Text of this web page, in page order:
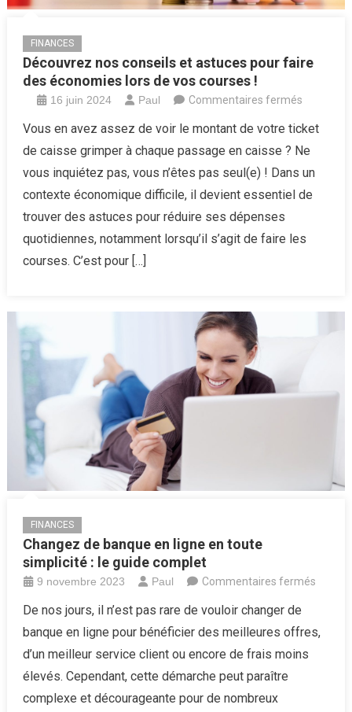
FINANCES
Découvrez nos conseils et astuces pour faire
des économies lors de vos courses !
16 juin 2024 Paul Commentaires ferméssur
conseils
et
astuces
faire
Vous en avez assez de voir le montant de votre ticket
de caisse grimper à chaque passage en caisse ? Ne
vous inquiétez pas, vous n’êtes pas seul(e) ! Dans un
contexte économique difficile, il devient essentiel de
trouver des astuces pour réduire ses dépenses
quotidiennes, notamment lorsqu’il s’agit de faire les
courses. C’est pour […]
FINANCES
Changez de banque en ligne en toute
simplicité : le guide complet
9 novembre 2023 Paul Commentaires ferméssur
banque
De nos jours, il n’est pas rare de vouloir changer de
banque en ligne pour bénéficier des meilleures offres,
d’un meilleur service client ou encore de frais moins
élevés. Cependant, cette démarche peut paraître
complexe et décourageante pour de nombreux